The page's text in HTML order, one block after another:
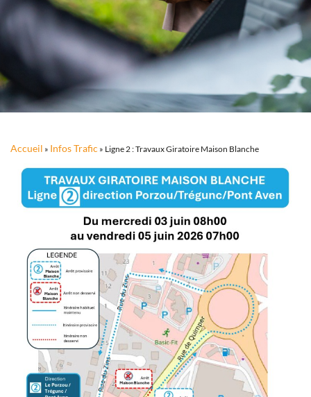
Accueil » Infos Trafic » Ligne 2 : Travaux Giratoire Maison Blanche